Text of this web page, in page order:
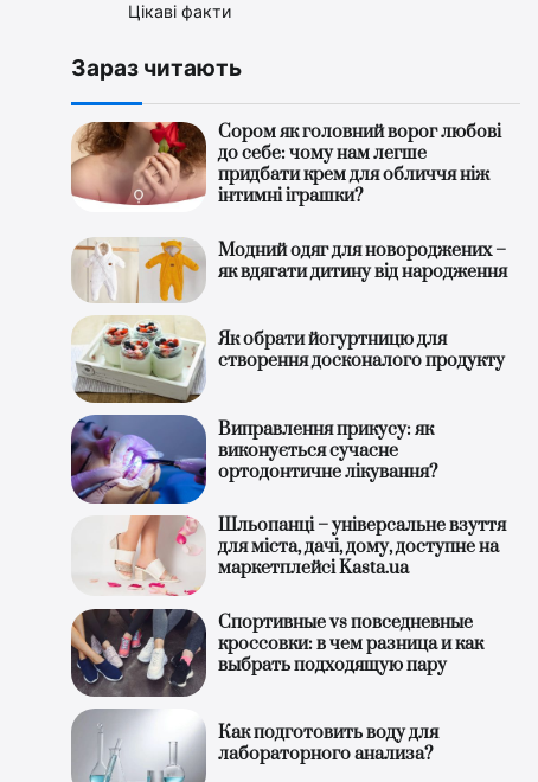
Цікаві факти
Зараз читають
Сором як головний ворог любові
до себе: чому нам легше
придбати крем для обличчя ніж
інтимні іграшки?
Модний одяг для новороджених –
як вдягати дитину від народження
Як обрати йогуртницю для
створення досконалого продукту
Виправлення прикусу: як
виконується сучасне
ортодонтичне лікування?
Шльопанці – універсальне взуття
для міста, дачі, дому, доступне на
маркетплейсі Kasta.ua
Спортивные vs повседневные
кроссовки: в чем разница и как
выбрать подходящую пару
Как подготовить воду для
лабораторного анализа?